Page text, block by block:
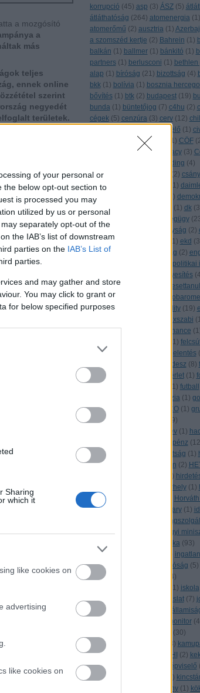
of your personal or
the below opt-out section to
is processed you may
utilized by us or personal
separately opt-out of the
the IAB’s list of downstream
parties on the IAB’s List of
parties.
and may gather and store
You may click to grant or
for below specified purposes
Sharing
which it
like cookies on
advertising
like cookies on
korrupció (45) asp (3) ÁSZ (5)
átláthatóság (264) atomenergia (1)
atomerőmű (2) ausztria (1)
a szomszéd kertje (2) Bahrein (1)
balkán (1) ballmer (1) bánkitó (1)
partners (1) berlusconi (1)
alap (1) bíróság (21) bizottság (4)
bkk (1) bolívia (1) bosznia
bővítés (1) btk (2) budapest (19)
bunda (1) büntetőjog (7) c4hu (2)
cégek (5) cenzúra (3) cerv (12)
ciklusértékelő (1)
civil kapocs 1) CÖF (
conspiracy for democracy (3)
crowdfunding (4)
crowdsourcing
(2)
csatorna
1)
databoom
)
digitális jogok
(1) dk (3
egészségügy (
egyesült királyság (2)
(1) együtt 1) ekd (3
elnökség
energiaválság (2)
eötvös károly közpolitikai
érdekérvényesítés (4
erzsébet (
észtország
európai
EU conditionality (19)
exszabi (
ezaminimum
e governance (1
1)
felejtéshez való jog
feljelentés (
fidesz ( 8)
fizetések
földbérlet (1)
1) futball
geodézia (1)
(1) görögország GRECO (1)
(
Grúzia 9)
gysev (1)
hálapénz (12
hamburg
helsinki bizottság (1)
demokrácia a gyakorlatban (2)
)
hódmezővásárhely (1)
honlap
(1) horvátország Hungary (1)
igazságtétel
igazságügyi
infografika (93)
információszabadság
ingatlan
integritás
integritás hatóság (5)
international
4)
1) iskola
(1) izland javaslat (7)
jog
2
k-monitor (
(30)
kampányfinanszírozás
53)
kdnp
KEHI (2)
kemcs
képviselő (
képzés
)
kitiltási botrány (1)
a mozgósító
a
más
teljes
ennek online
szerint
negyedét
területek.